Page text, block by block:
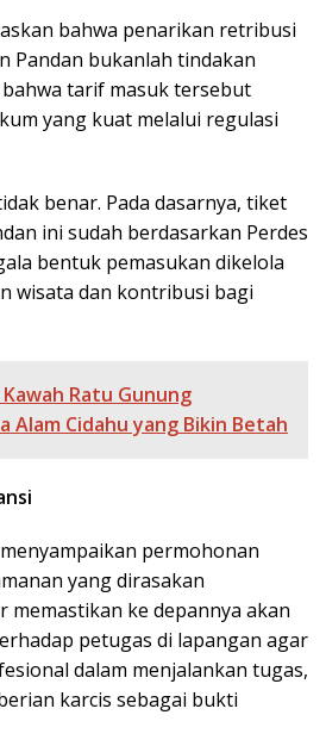
bahwa penarikan retribusi
Pandan bukanlah tindakan
tarif masuk tersebut
yang kuat melalui regulasi
benar. Pada dasarnya, tiket
ini sudah berdasarkan Perdes
bentuk pemasukan dikelola
wisata dan kontribusi bagi
Ratu Gunung
Alam Cidahu yang Bikin Betah
permohonan
yang dirasakan
memastikan ke depannya akan
petugas di lapangan agar
dalam menjalankan tugas,
karcis sebagai bukti